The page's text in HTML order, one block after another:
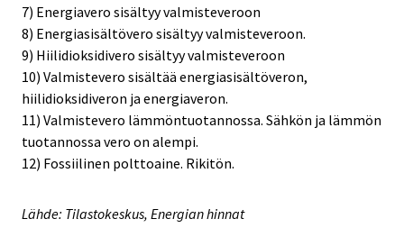
7) Energiavero sisältyy valmisteveroon
8) Energiasisältövero sisältyy valmisteveroon.
9) Hiilidioksidivero sisältyy valmisteveroon
10) Valmistevero sisältää energiasisältöveron,
hiilidioksidiveron ja energiaveron.
11) Valmistevero lämmöntuotannossa. Sähkön ja lämmön
tuotannossa vero on alempi.
12) Fossiilinen polttoaine. Rikitön.
Lähde: Tilastokeskus, Energian hinnat